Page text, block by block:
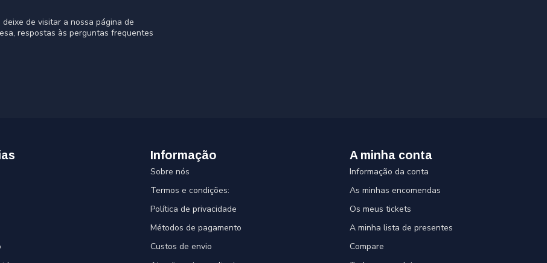
de visitar a nossa página de
respostas às perguntas frequentes
Informação
Sobre nós
Termos e condições:
Política de privacidade
Métodos de pagamento
Custos de envio
A minha conta
Informação da conta
As minhas encomendas
Os meus tickets
A minha lista de presentes
Compare